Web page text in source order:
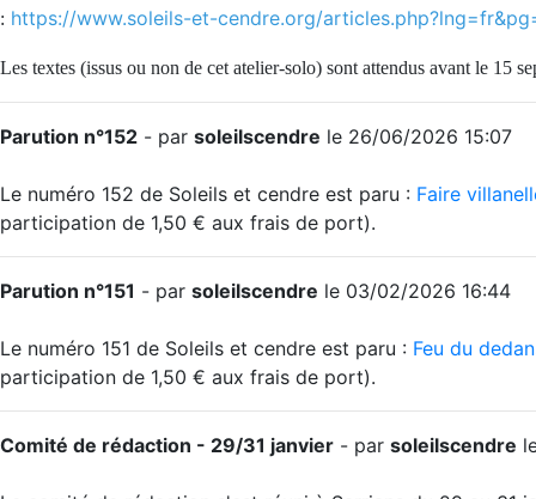
: https://www.soleils-et-cendre.org/
Les textes (issus ou non de cet atelier-solo) sont attendus avant le 15
Parution n°152 - par soleilscendre le 26/06/2026 15:07
Le numéro 152 de Soleils et cendre est paru : Faire
participation de 1,50 € aux frais de port).
Parution n°151 - par soleilscendre le 03/02/2026 16:44
Le numéro 151 de Soleils et cendre est paru : Feu du
participation de 1,50 € aux frais de port).
Comité de rédaction - 29/31 janvier - par soleilscendre